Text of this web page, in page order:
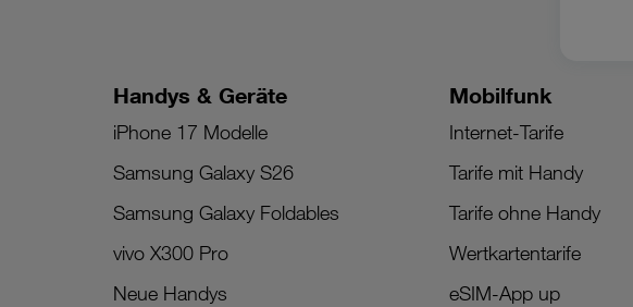
Handys & Geräte
iPhone 17 Modelle
Samsung Galaxy S26
Samsung Galaxy Foldables
vivo X300 Pro
Neue Handys
Mobilfunk
Internet-Tarife
Tarife mit Handy
Tarife ohne Handy
Wertkartentarife
eSIM-App up